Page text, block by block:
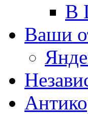
В
Ваши